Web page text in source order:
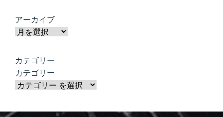
アーカイブ
カテゴリー
カテゴリー